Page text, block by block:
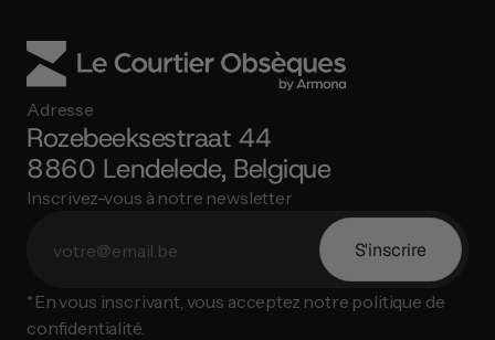
Adresse
Rozebeeksestraat 44
8860 Lendelede, Belgique
Inscrivez-vous à notre newsletter
S'inscrire
*En vous inscrivant, vous acceptez notre politique de
confidentialité.